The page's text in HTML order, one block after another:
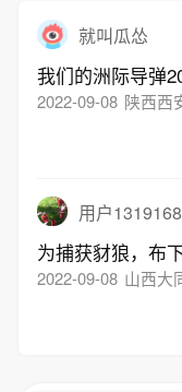
就叫瓜怂
我们的洲际导弹
2022-09-08 陕西西
用户
为捕获豺狼，布
2022-09-08 山西大